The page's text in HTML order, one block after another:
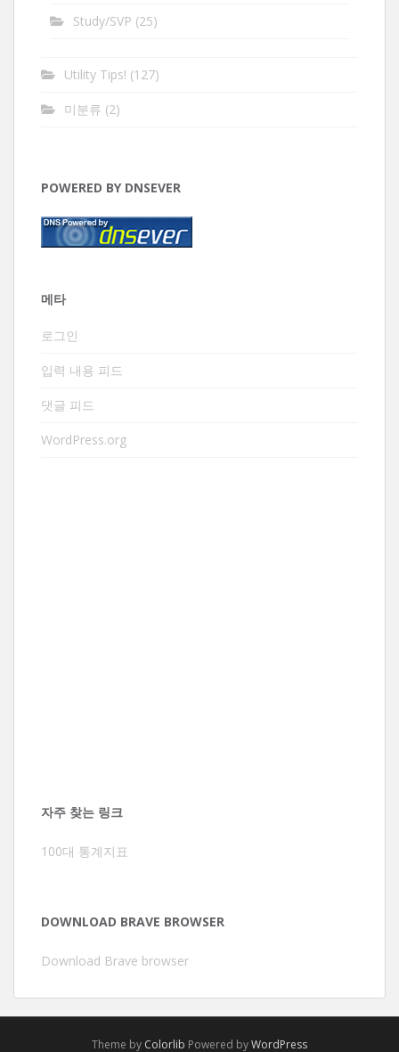
Study/SVP (25)
Utility Tips! (127)
미분류 (2)
POWERED BY DNSEVER
메타
로그인
입력 내용 피드
댓글 피드
WordPress.org
자주 찾는 링크
100대 통계지표
DOWNLOAD BRAVE BROWSER
Download Brave browser
Theme by Colorlib Powered byWordPress